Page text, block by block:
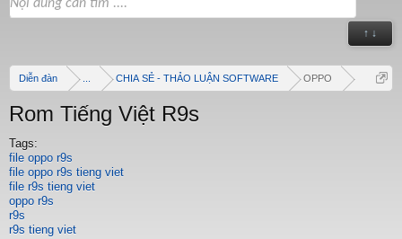
↑ ↓
Diễn đàn CHIA SẺ - THẢO LUẬN SOFTWARE OPPO
Rom Tiếng Việt R9s
Tags:
file oppo r9s
file oppo r9s tieng viet
file r9s tieng viet
oppo r9s
r9s
r9s tieng viet